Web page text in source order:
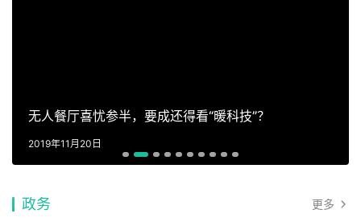
无人餐厅喜忧参半，要成还得看“暖科技”？
2019年11月20日
政务 更多